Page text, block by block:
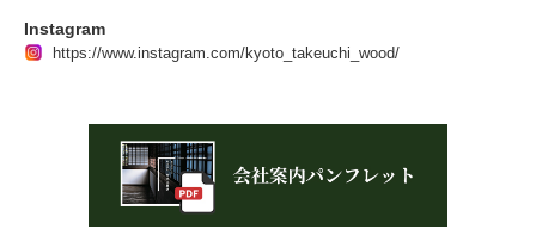
Instagram
https://www.instagram.com/kyoto_takeuchi_wood/